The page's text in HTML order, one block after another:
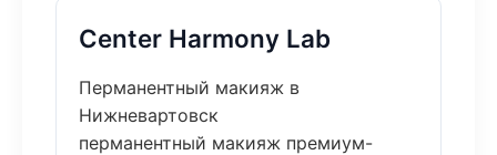
Center Harmony Lab
Перманентный макияж в
Нижневартовск
перманентный макияж премиум-